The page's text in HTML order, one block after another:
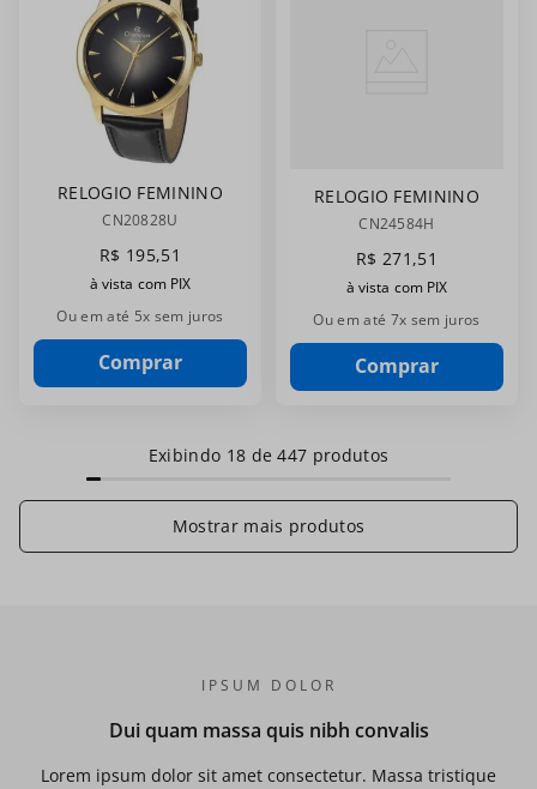
RELOGIO FEMININO
CHAMPION
CN20828U
R$ 195,51
à vista com PIX
Ou em até 5x sem juros
Comprar
RELOGIO FEMININO
CHAMPION
CN24584H
R$ 271 ,51
à vista com PIX
Ou em até 7x sem juros
Comprar
Exibindo 18 de 447 produtos
Mostrar mais produtos
IPSUM DOLOR
Dui quam massa quis nibh convalis
Lorem ipsum dolor sit amet consectetur. Massa tristique